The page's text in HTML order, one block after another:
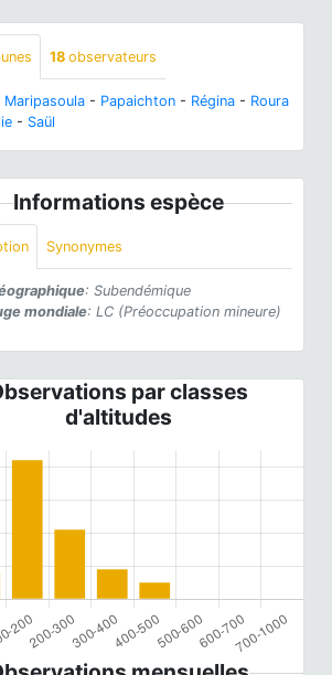
18 observateurs
Maripasoula - Papaichton - Régina - Roura
- Saül
Informations espèce
Synonymes
: Subendémique
mondiale: LC (Préoccupation mineure)
par classes
d'altitudes